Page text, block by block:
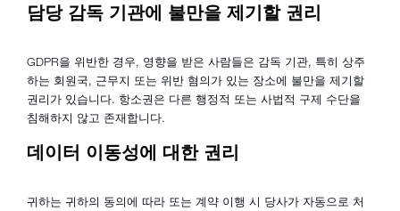
담당 감독 기관에 불만을 제기할 권리
GDPR을 위반한 경우, 영향을 받은 사람들은 감독 기관, 특히 상주
하는 회원국, 근무지 또는 위반 혐의가 있는 장소에 불만을 제기할
권리가 있습니다. 항소권은 다른 행정적 또는 사법적 구제 수단을
침해하지 않고 존재합니다.
데이터 이동성에 대한 권리
귀하는 귀하의 동의에 따라 또는 계약 이행 시 당사가 자동으로 처